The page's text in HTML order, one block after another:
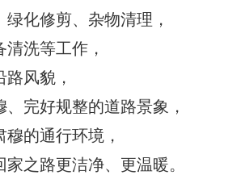
绿化修剪、杂物清理，
清洗等工作，
路风貌，
、完好规整的道路景象，
的通行环境，
之路更洁净、更温暖。